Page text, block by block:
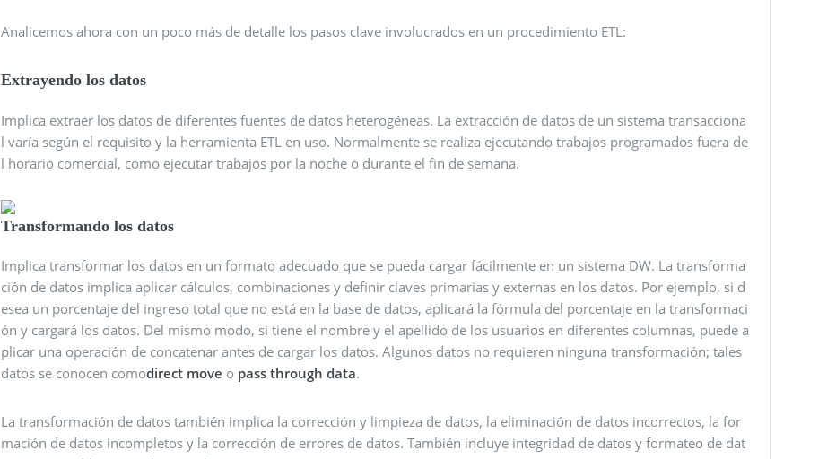
Analicemos ahora con un poco más de detalle los pasos clave involucrados en un procedimiento ETL:
Extrayendo los datos
Implica extraer los datos de diferentes fuentes de datos heterogéneas. La extracción de datos de un sistema transacciona
l varía según el requisito y la herramienta ETL en uso. Normalmente se realiza ejecutando trabajos programados fuera de
l horario comercial, como ejecutar trabajos por la noche o durante el fin de semana.
Transformando los datos
Implica transformar los datos en un formato adecuado que se pueda cargar fácilmente en un sistema DW. La transforma
ción de datos implica aplicar cálculos, combinaciones y definir claves primarias y externas en los datos. Por ejemplo, si d
esea un porcentaje del ingreso total que no está en la base de datos, aplicará la fórmula del porcentaje en la transformaci
ón y cargará los datos. Del mismo modo, si tiene el nombre y el apellido de los usuarios en diferentes columnas, puede a
plicar una operación de concatenar antes de cargar los datos. Algunos datos no requieren ninguna transformación; tales
datos se conocen comodirect move o pass through data.
La transformación de datos también implica la corrección y limpieza de datos, la eliminación de datos incorrectos, la for
mación de datos incompletos y la corrección de errores de datos. También incluye integridad de datos y formateo de dat